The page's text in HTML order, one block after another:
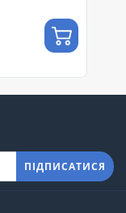
ПІДПИСАТИСЯ